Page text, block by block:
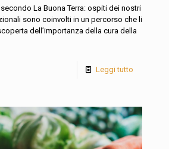
La Buona Terra: ospiti dei nostri
sono coinvolti in un percorso che li
dell’importanza della cura della
Leggi tutto